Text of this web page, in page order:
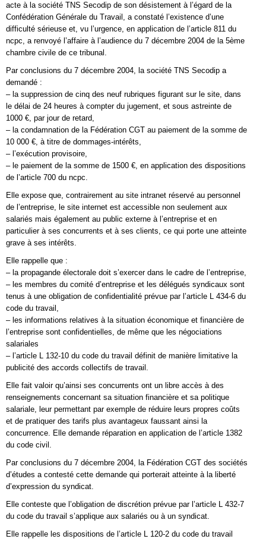
acte à la société TNS Secodip de son désistement à l’égard de la
Confédération Générale du Travail, a constaté l’existence d’une
difficulté sérieuse et, vu l’urgence, en application de l’article 811 du
ncpc, a renvoyé l’affaire à l’audience du 7 décembre 2004 de la 5ème
chambre civile de ce tribunal.
Par conclusions du 7 décembre 2004, la société TNS Secodip a
demandé :
– la suppression de cinq des neuf rubriques figurant sur le site, dans
le délai de 24 heures à compter du jugement, et sous astreinte de
1000 €, par jour de retard,
– la condamnation de la Fédération CGT au paiement de la somme de
10 000 €, à titre de dommages-intérêts,
– l’exécution provisoire,
– le paiement de la somme de 1500 €, en application des dispositions
de l’article 700 du ncpc.
Elle expose que, contrairement au site intranet réservé au personnel
de l’entreprise, le site internet est accessible non seulement aux
salariés mais également au public externe à l’entreprise et en
particulier à ses concurrents et à ses clients, ce qui porte une atteinte
grave à ses intérêts.
Elle rappelle que :
– la propagande électorale doit s’exercer dans le cadre de l’entreprise,
– les membres du comité d’entreprise et les délégués syndicaux sont
tenus à une obligation de confidentialité prévue par l’article L 434-6 du
code du travail,
– les informations relatives à la situation économique et financière de
l’entreprise sont confidentielles, de même que les négociations
salariales
– l’article L 132-10 du code du travail définit de manière limitative la
publicité des accords collectifs de travail.
Elle fait valoir qu’ainsi ses concurrents ont un libre accès à des
renseignements concernant sa situation financière et sa politique
salariale, leur permettant par exemple de réduire leurs propres coûts
et de pratiquer des tarifs plus avantageux faussant ainsi la
concurrence. Elle demande réparation en application de l’article 1382
du code civil.
Par conclusions du 7 décembre 2004, la Fédération CGT des sociétés
d’études a contesté cette demande qui porterait atteinte à la liberté
d’expression du syndicat.
Elle conteste que l’obligation de discrétion prévue par l’article L 432-7
du code du travail s’applique aux salariés ou à un syndicat.
Elle rappelle les dispositions de l’article L 120-2 du code du travail